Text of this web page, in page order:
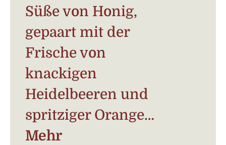
Süße von Honig,
gepaart mit der
Frische von
knackigen
Heidelbeeren und
spritziger Orange…
Mehr